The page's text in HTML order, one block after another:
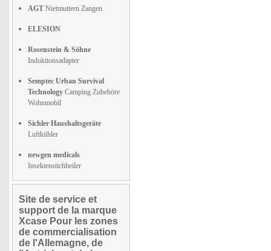
AGT Nietmuttern Zangen
ELESION
Rosenstein & Söhne
Induktionsadapter
Semptec Urban Survival
Technology Camping Zubehöre
Wohnmobil
Sichler Haushaltsgeräte
Luftkühler
newgen medicals
Insektenstichheiler
Site de service et
support de la marque
Xcase Pour les zones
de commercialisation
de l'Allemagne, de